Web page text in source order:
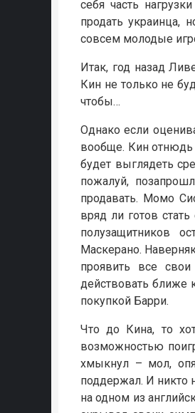
себя часть
продать украинца,
совсем молодые
Итак, год назад
Кин не только не
чтобы…
Однако если
вообще. Кин отнюдь
будет выглядеть
пожалуй,
продавать. Момо
вряд ли готов
полузащитников
Маскерано.
проявить все
действовать ближе
покупкой Барри.
Что до Кина, то
возможностью
хмыкнул – мол,
поддержал. И никто
на одном из